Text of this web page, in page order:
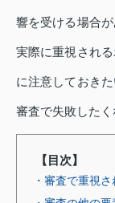
響を受ける場合
実際に重視され
に注意しておき
審査で失敗したく
【目次】
・審査で重視